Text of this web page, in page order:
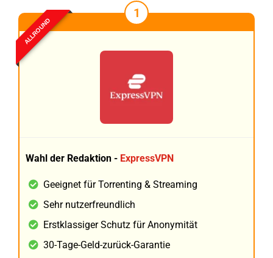
ALLROUND
1
Wahl der Redaktion - ExpressVPN
Geeignet für Torrenting & Streaming
Sehr nutzerfreundlich
Erstklassiger Schutz für Anonymität
30-Tage-Geld-zurück-Garantie